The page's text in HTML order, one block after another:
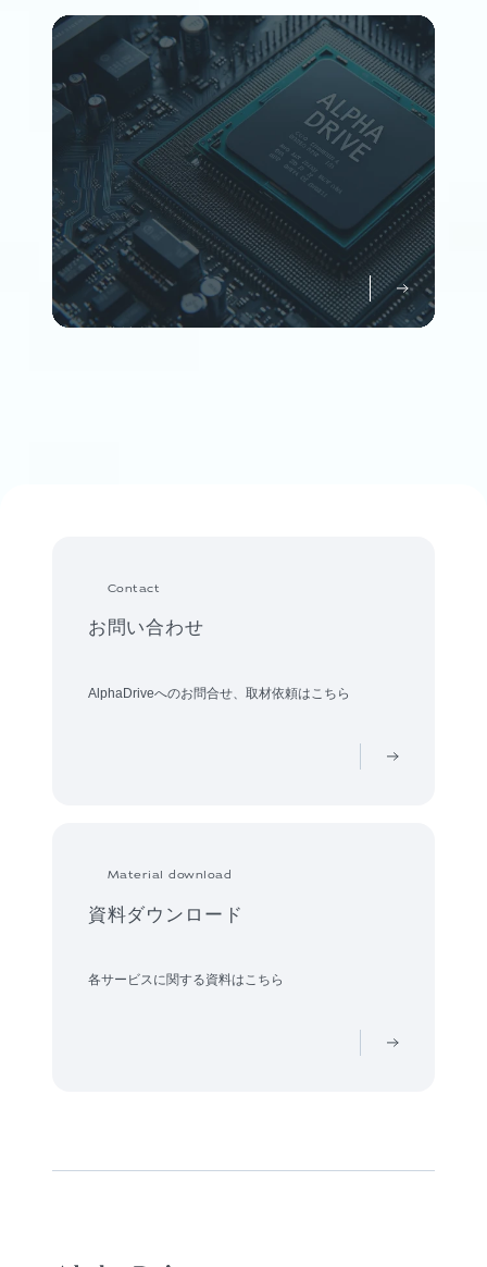
Member
Contact
お問い合わせ
AlphaDriveへのお問合せ、取材依頼はこちら
Material download
資料ダウンロード
各サービスに関する資料はこちら